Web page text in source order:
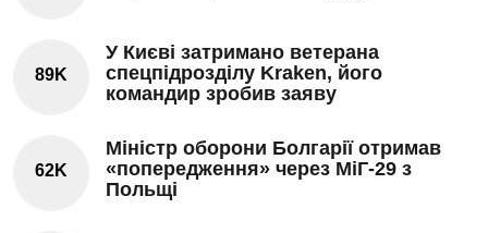
89K
У Києві затримано ветерана
спецпідрозділу Kraken, його
командир зробив заяву
62K
Міністр оборони Болгарії отримав
«попередження» через МіГ-29 з
Польщі